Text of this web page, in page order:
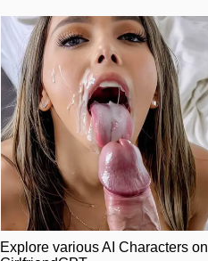
Explore various AI Characters on